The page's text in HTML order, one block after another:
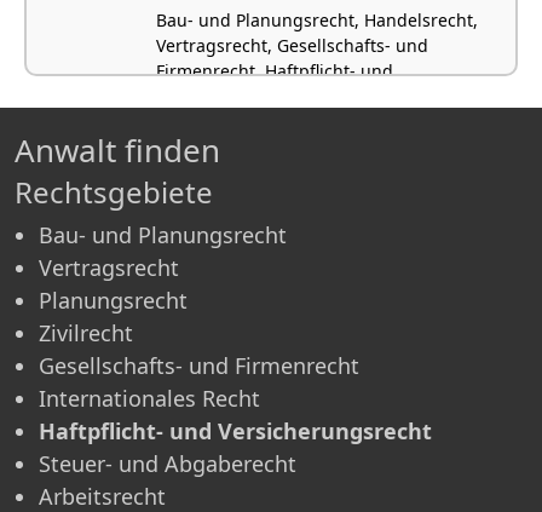
Bau- und Planungsrecht, Handelsrecht,
Vertragsrecht, Gesellschafts- und
Firmenrecht, Haftpflicht- und
Anwalt finden
Rechtsgebiete
Bau- und Planungsrecht
Vertragsrecht
Planungsrecht
Zivilrecht
Gesellschafts- und Firmenrecht
Internationales Recht
Haftpflicht- und Versicherungsrecht
Steuer- und Abgaberecht
Arbeitsrecht